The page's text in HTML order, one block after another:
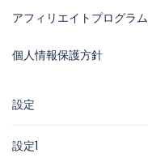
アフィリエイトプログラム
個人情報保護方針
設定
設定1